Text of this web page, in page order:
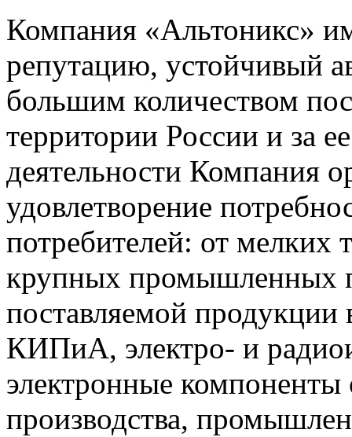
Компания «Альтоникс»
репутацию, устойчивый
большим количеством
территории России и за
деятельности Компания
удовлетворение
потребителей: от мелких
крупных промышленных
поставляемой продукции
КИПиА, электро- и
электронные компоненты
производства,